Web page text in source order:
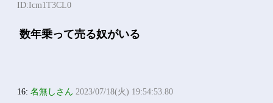
ID:Icm1T3CL0
数年乗って売る奴がいる
16:名無しさん 2023/07/18(火) 19:54:53.80